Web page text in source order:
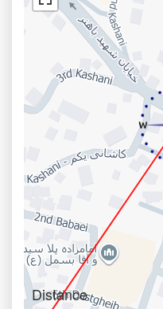
Distance